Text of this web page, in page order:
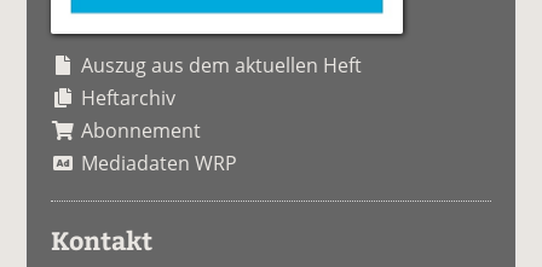
Auszug aus dem aktuellen Heft
Heftarchiv
Abonnement
Mediadaten WRP
Kontakt